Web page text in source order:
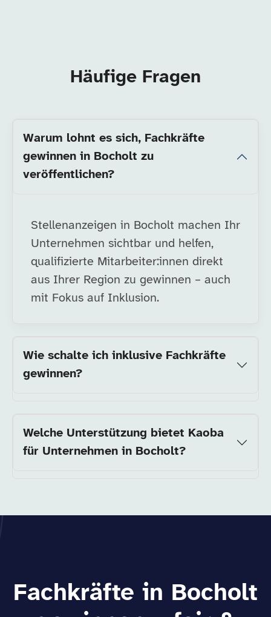
Häufige Fragen
Warum lohnt es sich, Fachkräfte
gewinnen in Bocholt zu
veröffentlichen?
Stellenanzeigen in Bocholt machen Ihr
Unternehmen sichtbar und helfen,
qualifizierte Mitarbeiter:innen direkt
aus Ihrer Region zu gewinnen – auch
mit Fokus auf Inklusion.
Wie schalte ich inklusive Fachkräfte
gewinnen?
Welche Unterstützung bietet Kaoba
für Unternehmen in Bocholt?
Fachkräfte in Bocholt